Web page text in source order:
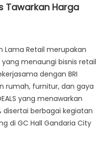
Tawarkan Harga
Lama Retail merupakan
menaungi bisnis retail
dengan BRI
rumah, furnitur, dan gaya
yang menawarkan
berbagai kegiatan
di GC Hall Gandaria City